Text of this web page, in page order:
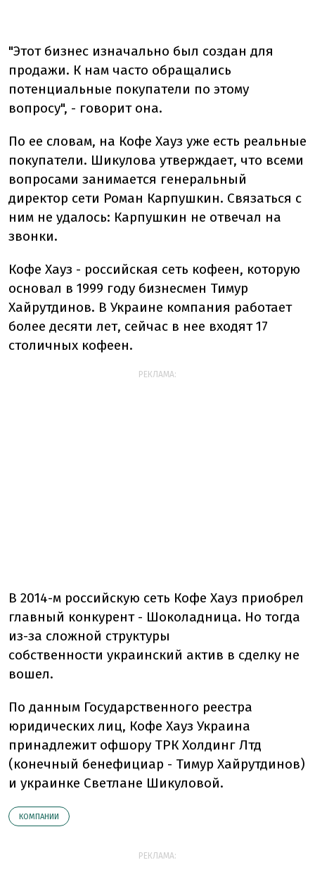
"Этот бизнес изначально был создан для
продажи. К нам часто обращались
потенциальные покупатели по этому
вопросу", - говорит она.
По ее словам, на Кофе Хауз уже есть реальные
покупатели. Шикулова утверждает, что всеми
вопросами занимается генеральный
директор сети Роман Карпушкин. Связаться с
ним не удалось: Карпушкин не отвечал на
звонки.
Кофе Хауз - российская сеть кофеен, которую
основал в 1999 году бизнесмен Тимур
Хайрутдинов. В Украине компания работает
более десяти лет, сейчас в нее входят 17
столичных кофеен.
РЕКЛАМА:
В 2014-м российскую сеть Кофе Хауз приобрел
главный конкурент - Шоколадница. Но тогда
из-за сложной структуры
собственности украинский актив в сделку не
вошел.
По данным Государственного реестра
юридических лиц, Кофе Хауз Украина
принадлежит офшору ТРК Холдинг Лтд
(конечный бенефициар - Тимур Хайрутдинов)
и украинке Светлане Шикуловой.
КОМПАНИИ
РЕКЛАМА: